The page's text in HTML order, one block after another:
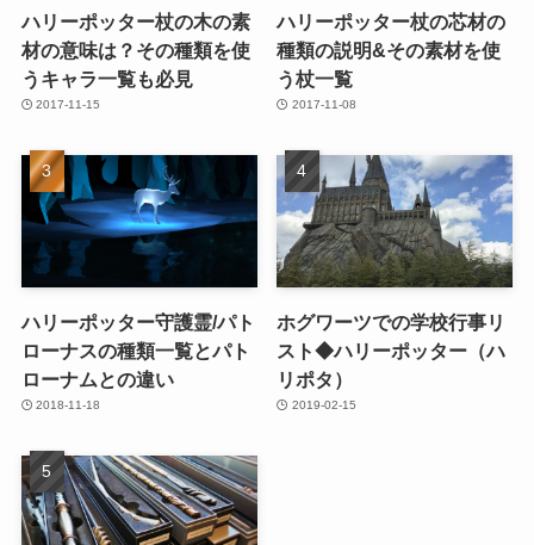
ハリーポッター杖の木の素
材の意味は？その種類を使
うキャラ一覧も必見
2017-11-15
ハリーポッター杖の芯材の
種類の説明&その素材を使
う杖一覧
2017-11-08
ハリーポッター守護霊/パト
ローナスの種類一覧とパト
ローナムとの違い
2018-11-18
ホグワーツでの学校行事リ
スト◆ハリーポッター（ハ
リポタ）
2019-02-15